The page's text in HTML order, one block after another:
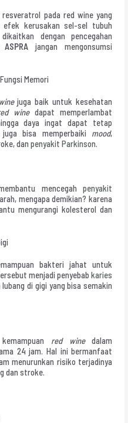
pada red wine yang
efek kerusakan sel-sel tubuh
dengan pencegahan
ASPRA jangan mengonsumsi
Memori
juga baik untuk kesehatan
winedapat memperlambat
daya ingat dapat tetap
bisa memperbaiki mood,
dan penyakit Parkinson.
mencegahpenyakit
mengapa demikian? karena
mengurangi kolesterol dan
bakteri jahat untuk
menjadi penyebabkaries
di gigi yang bisa semakin
red winedalam
24 jam. Hal ini bermanfaat
menurunkan risiko terjadinya
dan stroke.